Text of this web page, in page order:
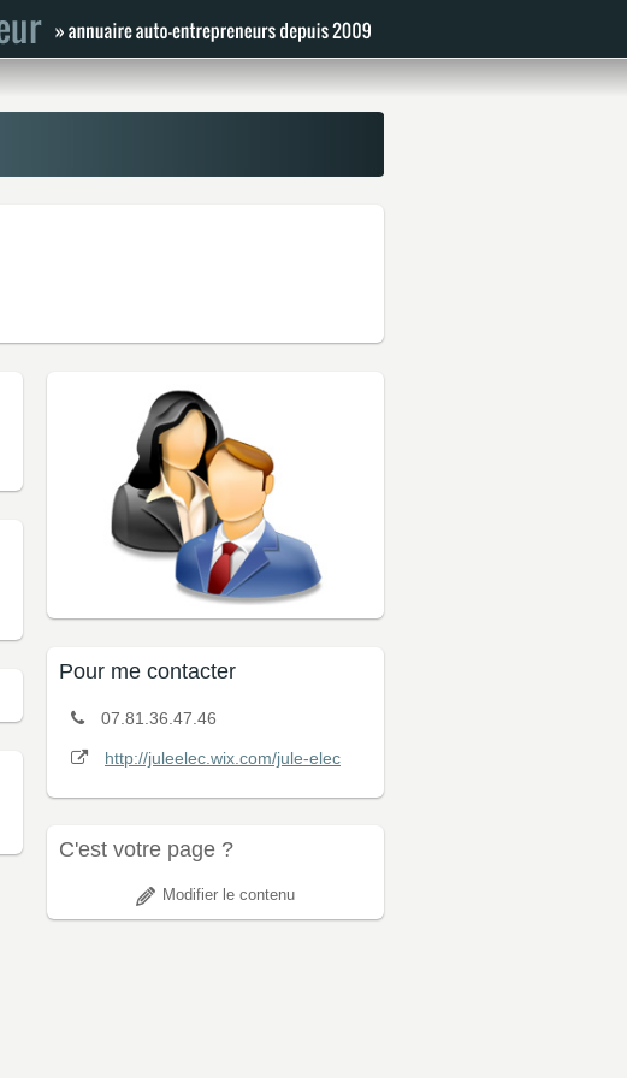
Pour me contacter
07.81.36.47.46
http://juleelec.wix.com/jule-elec
C'est votre page ?
Modifier le contenu